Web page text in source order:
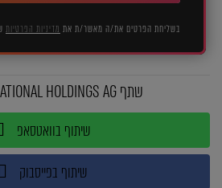
בשליחת הפרטים את/ה מאשר/ת את מדיניות הפרטיות
שתף SBI INTERNATIONAL HOLDINGS AG:
שיתוף בוואטסאפ
שיתוף בפייסבוק